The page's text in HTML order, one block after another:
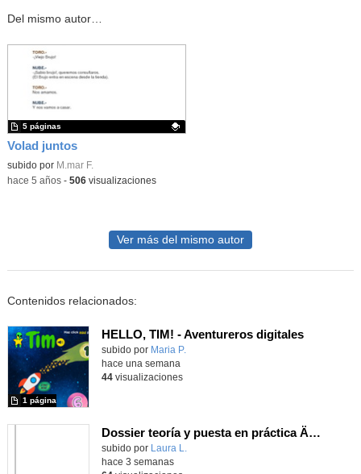
Del mismo autor…
Volad juntos
Contenido educativo.
subido por M.mar F.
5 páginas
-hace 5 años- 506visualizaciones
Ver más del mismo autor
Contenidos relacionados:
HELLO, TIM! - Aventureros digitales
Contenido educativo.
subido por Maria P.
1 página
hace una semana
44visualizaciones
Dossier teoría y puesta en práctica Äprendizaje Basado en Juegos en Educación Infantil y Primaria
Contenido educativo.
subido por Laura L.
hace 3 semanas